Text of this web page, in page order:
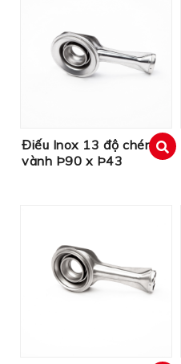
Điếu Inox 13 độ chén
vành Þ90 x Þ43